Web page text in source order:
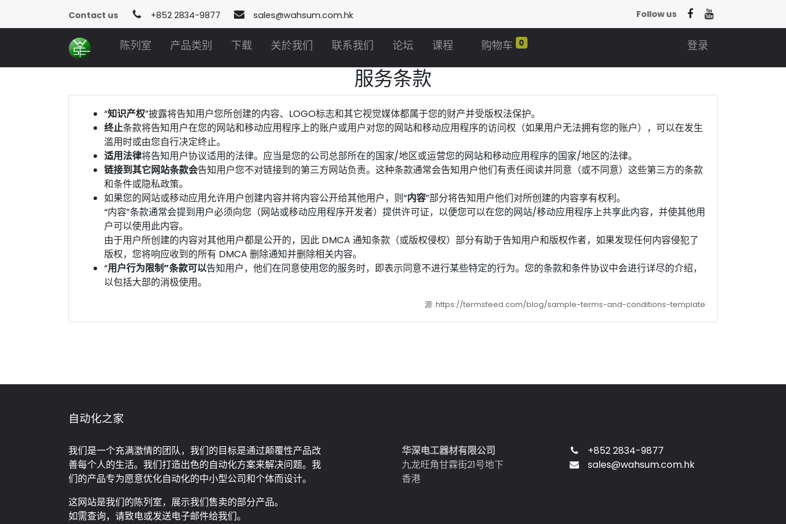
Contact us +852 2834-9877 sales@wahsum.com.hk Follow us
陈列室 产品类别 下载 关於我们 联系我们 论坛 课程 购物车 0 登录
服务条款
“知识产权”披露将告知用户您所创建的内容、LOGO标志和其它视觉媒体都属于您的财产并受版权法保护。
终止条款将告知用户在您的网站和移动应用程序上的账户或用户对您的网站和移动应用程序的访问权（如果用户无法拥有您的账户），可以在发生
滥用时或由您自行决定终止。
适用法律将告知用户协议适用的法律。应当是您的公司总部所在的国家/地区或运营您的网站和移动应用程序的国家/地区的法律。
链接到其它网站条款会告知用户您不对链接到的第三方网站负责。这种条款通常会告知用户他们有责任阅读并同意（或不同意）这些第三方的条款
和条件或隐私政策。
如果您的网站或移动应用允许用户创建内容并将内容公开给其他用户，则“内容”部分将告知用户他们对所创建的内容享有权利。
“内容”条款通常会提到用户必须向您（网站或移动应用程序开发者）提供许可证，以便您可以在您的网站/移动应用程序上共享此内容，并使其他用
户可以使用此内容。
由于用户所创建的内容对其他用户都是公开的，因此 DMCA 通知条款（或版权侵权）部分有助于告知用户和版权作者，如果发现任何内容侵犯了
版权，您将响应收到的所有 DMCA 删除通知并删除相关内容。
“用户行为限制”条款可以告知用户，他们在同意使用您的服务时，即表示同意不进行某些特定的行为。您的条款和条件协议中会进行详尽的介绍，
以包括大部的消极使用。
源: https://termsfeed.com/blog/sample-terms-and-conditions-template
自动化之家
我们是一个充满激情的团队，我们的目标是通过颠覆性产品改
善每个人的生活。我们打造出色的自动化方案来解决问题。我
们的产品专为愿意优化自动化的中小型公司和个体而设计。
这网站是我们的陈列室，展示我们售卖的部分产品。
如需查询，请致电或发送电子邮件给我们。
华深电工器材有限公司
九龙旺角甘霖街21号地下
香港
+852 2834-9877
sales@wahsum.com.hk